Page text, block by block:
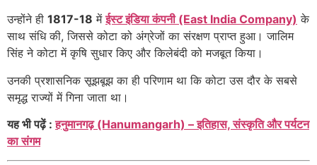
उन्होंने ही 1817-18 मेंईस्ट इंडिया कंपनी (East India Company) के
साथ संधि की, जिससे कोटा को अंग्रेजों का संरक्षण प्राप्त हुआ। जालिम
सिंह ने कोटा में कृषि सुधार किए और किलेबंदी को मजबूत किया।
उनकी प्रशासनिक सूझबूझ का ही परिणाम था कि कोटा उस दौर के सबसे
समृद्ध राज्यों में गिना जाता था।
यह भी पढ़ें :हनुमानगढ़ (Hanumangarh) – इतिहास, संस्कृति और पर्यटन
का संगम